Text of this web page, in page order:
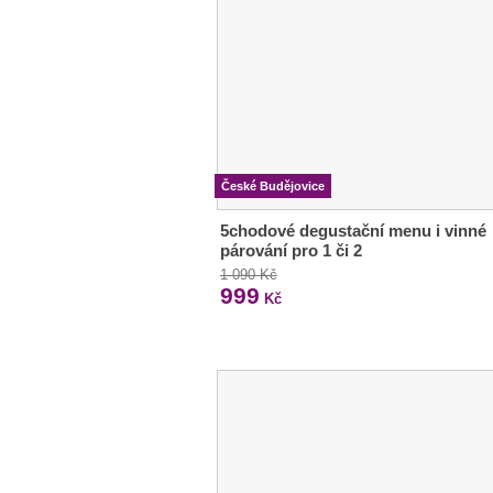
České Budějovice
5chodové degustační menu i vinné
párování pro 1 či 2
1 090 Kč
999 Kč